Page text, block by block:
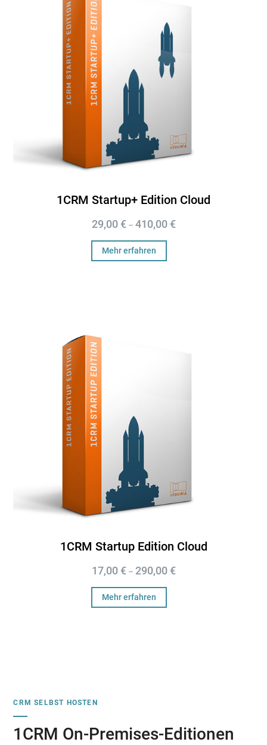
1CRM Startup+ Edition Cloud
29,00 €– 410,00 €
Mehr erfahren
1CRM Startup Edition Cloud
17,00 €– 290,00 €
Mehr erfahren
CRM SELBST HOSTEN
1CRM On-Premises-Editionen